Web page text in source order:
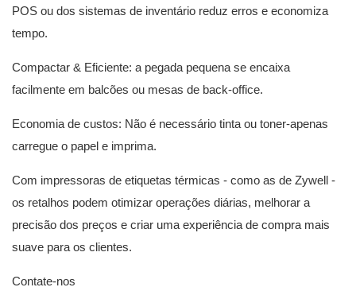
POS ou dos sistemas de inventário reduz erros e economiza
tempo.
Compactar & Eficiente: a pegada pequena se encaixa
facilmente em balcões ou mesas de back-office.
Economia de custos: Não é necessário tinta ou toner-apenas
carregue o papel e imprima.
Com impressoras de etiquetas térmicas - como as de Zywell -
os retalhos podem otimizar operações diárias, melhorar a
precisão dos preços e criar uma experiência de compra mais
suave para os clientes.
Contate-nos